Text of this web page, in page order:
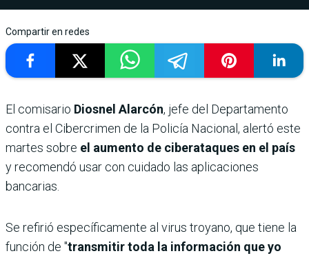
Compartir en redes
El comisario Diosnel Alarcón, jefe del Departamento
contra el Cibercrimen de la Policía Nacional, alertó este
martes sobre el aumento de ciberataques en el país
y recomendó usar con cuidado las aplicaciones
bancarias.
Se refirió específicamente al virus troyano, que tiene la
función de "transmitir toda la información que yo